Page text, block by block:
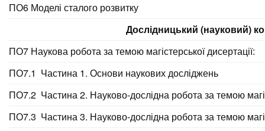
ПО6 Моделі сталого розвитку
Дослідницький (науковий)
ПО7 Наукова робота за темою магістерської дисертації:
ПО7.1 Частина 1. Основи наукових досліджень
ПО7.2 Частина 2. Науково-дослідна робота за темою
ПО7.3 Частина 3. Науково-дослідна робота за темою